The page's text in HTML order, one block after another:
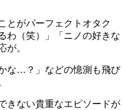
とがパーフェクトオタク
わ（笑）」「ニノの好きな
が。
な…？」などの憶測も飛び
きない貴重なエピソードが